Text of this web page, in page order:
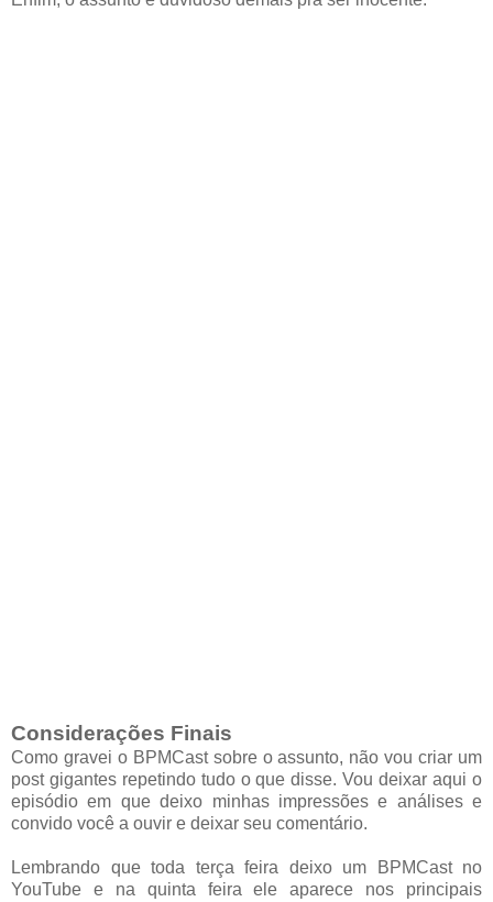
Considerações Finais
Como gravei o BPMCast sobre o assunto, não vou criar um
post gigantes repetindo tudo o que disse. Vou deixar aqui o
episódio em que deixo minhas impressões e análises e
convido você a ouvir e deixar seu comentário.
Lembrando que toda terça feira deixo um BPMCast no
YouTube e na quinta feira ele aparece nos principais